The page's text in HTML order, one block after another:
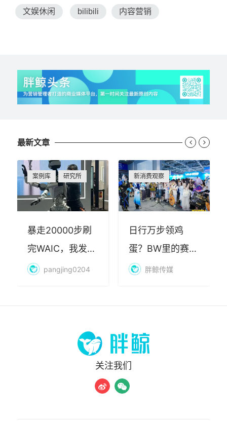
文娱休闲 bilibili 内容营销
最新文章
案例库 研究所
暴走20000步刷
完WAIC，我发现
AI最赚钱的不是
pangjing0204
新消费观察
日行万步领鸡
蛋？BW里的赛博
朝圣，藏着品牌
胖鲸传媒
 
关注我们